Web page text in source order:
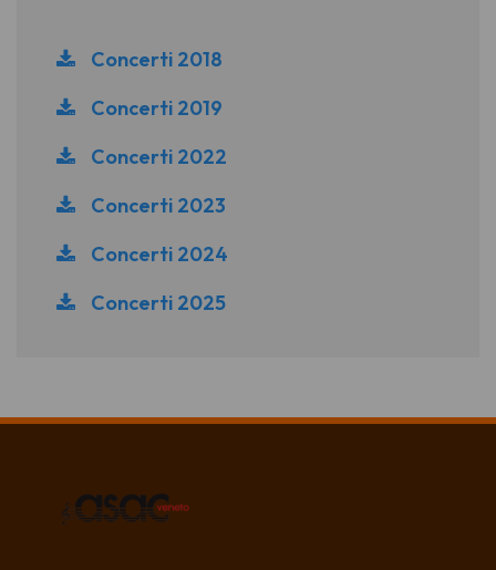
Concerti 2018
Concerti 2019
Concerti 2022
Concerti 2023
Concerti 2024
Concerti 2025